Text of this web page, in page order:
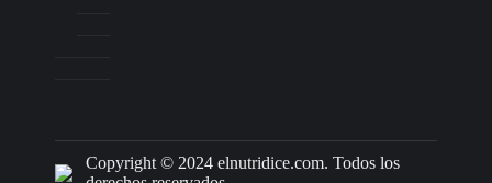
Copyright © 2024 elnutridice.com. Todos los